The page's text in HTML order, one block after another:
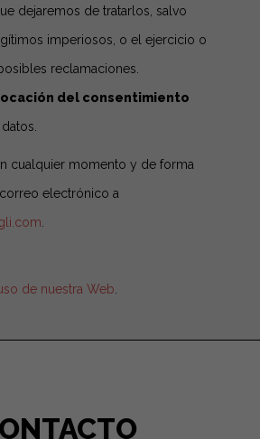
dejaremos de tratarlos, salvo
imperiosos, o el ejercicio o
reclamaciones.
del consentimiento
cualquier momento y de forma
electrónico a
de nuestra Web